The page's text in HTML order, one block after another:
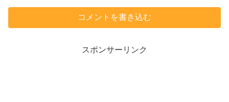
コメントを書き込む
スポンサーリンク